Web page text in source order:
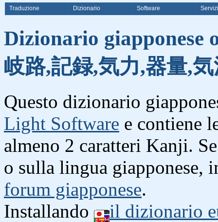
Traduzione Dizionario Software Servizi
Dizionario giapponese
岐路,記録,気力,器量,
Questo dizionario
Light Software e contiene
almeno 2 caratteri Kanji.
o sulla lingua giapponese,
forum giapponese.
Installando
il dizionario